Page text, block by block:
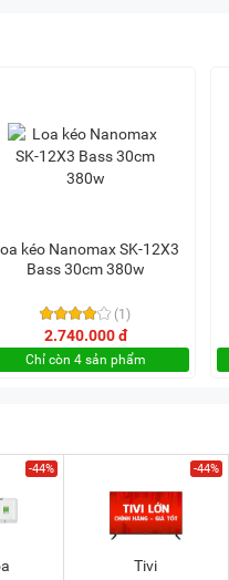
kéo Nanomax SK-12X3
Bass 30cm 380w
(1)
2.740.000 đ
Chỉ còn 4 sản phẩm
-44% -44%
Tivi